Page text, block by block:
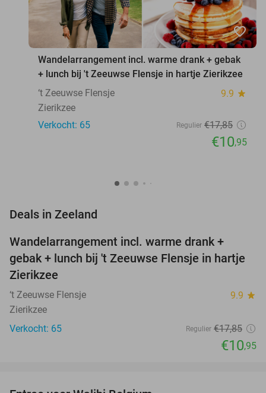
favorite_border
Wandelarrangement incl. warme drank + gebak
+ lunch bij 't Zeeuwse Flensje in hartje Zierikzee
‘t Zeeuwse Flensje
9.9 star
Zierikzee
Verkocht: 65
Regulier €17,85
€10,95
Deals in Zeeland
TODAY
Wandelarrangement incl. warme drank +
gebak + lunch bij 't Zeeuwse Flensje in hartje
Zierikzee
‘t Zeeuwse Flensje 9.9 star
Zierikzee
Verkocht: 65
Regulier €17,85
€10,95